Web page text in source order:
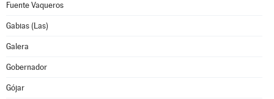
Fuente Vaqueros
Gabias (Las)
Galera
Gobernador
Gójar